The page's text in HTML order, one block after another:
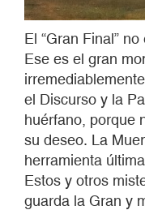
El “Gran Final”
Ese es el gran
el Discurso y la
huérfano, porque
su deseo. La
herramienta
Estos y otros
guarda la Gran y